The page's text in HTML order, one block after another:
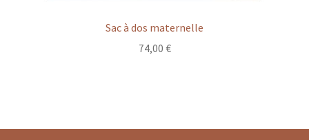
Sac à dos maternelle
74,00 €